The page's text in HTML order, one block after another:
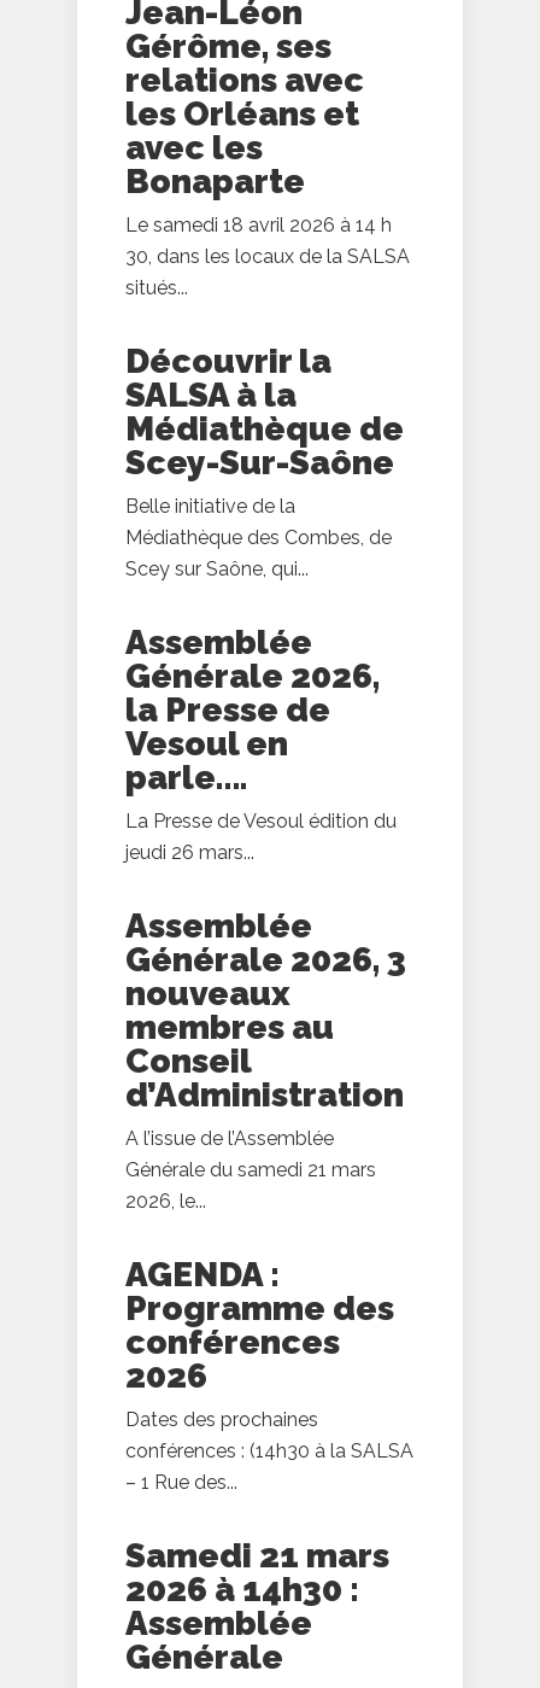
Jean-Léon
Gérôme, ses
relations avec
les Orléans et
avec les
Bonaparte
Le samedi 18 avril 2026 à 14 h
30, dans les locaux de la SALSA
situés...
Découvrir la
SALSA à la
Médiathèque de
Scey-Sur-Saône
Belle initiative de la
Médiathèque des Combes, de
Scey sur Saône, qui...
Assemblée
Générale 2026,
la Presse de
Vesoul en
parle….
La Presse de Vesoul édition du
jeudi 26 mars...
Assemblée
Générale 2026, 3
nouveaux
membres au
Conseil
d’Administration
A l’issue de l’Assemblée
Générale du samedi 21 mars
2026, le...
AGENDA :
Programme des
conférences
2026
Dates des prochaines
conférences : (14h30 à la SALSA
– 1 Rue des...
Samedi 21 mars
2026 à 14h30 :
Assemblée
Générale